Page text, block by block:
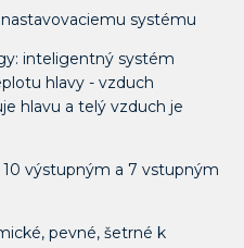
systému
inteligentný systém
hlavy - vzduch
hlavu a telý vzduch je
výstupným a 7 vstupným
pevné, šetrné k